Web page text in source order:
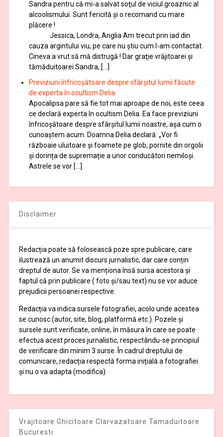
Sandra pentru că mi-a salvat soţul de viciul groaznic al
alcoolismului. Sunt fericită și o recomand cu mare
plăcere !
Jessica, Londra, Anglia Am trecut prin iad din
cauza argintului viu, pe care nu știu cum l-am contactat.
Cineva a vrut să mă distrugă ! Dar graţie vrăjitoarei și
tămăduitoarei Sandra, […]
Previziuni înfricoșătoare despre sfârșitul lumii făcute
de experta în ocultism Delia
Apocalipsa pare să fie tot mai aproape de noi, este ceea
ce declară experta în ocultism Delia. Ea face previziuni
înfricoșătoare despre sfârșitul lumii noastre, așa cum o
cunoaștem acum. Doamna Delia declară: „Vor fi
războaie uluitoare și foamete pe glob, pornite din orgolii
și dorința de supremație a unor conducători nemiloși.
Astrele se vor […]
Disclaimer
Redacția poate să folosească poze spre publicare, care
ilustrează un anumit discurs jurnalistic, dar care conțin
dreptul de autor. Se va menționa însă sursa acestora și
faptul că prin publicare ( foto și/sau text) nu se vor aduce
prejudicii persoanei respective.
Redacția va indica sursele fotografiei, acolo unde acestea
se cunosc (autor, site, blog, platformă etc.). Pozele și
sursele sunt verificate, online, în măsura în care se poate
efectua acest proces jurnalistic, respectându-se principiul
de verificare din minim 3 surse. În cadrul dreptului de
comunicare, redacția respectă forma inițială a fotografiei
și nu o va adapta (modifica).
Vrajitoare Ghicitoare Clarvazatoare Tamaduitoare
Bucuresti